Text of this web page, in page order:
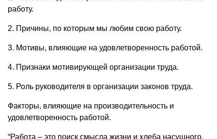
работу.
2. Причины, по которым мы любим свою работу.
3. Мотивы, влияющие на удовлетворенность работой.
4. Признаки мотивирующей организации труда.
5. Роль руководителя в организации законов труда.
Факторы, влияющие на производительность и
удовлетворенность работой.
“Работа – это поиск смысла жизни и хлеба насущного,